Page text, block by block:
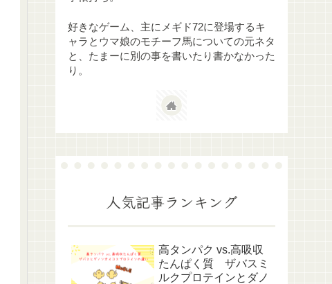
好きなゲーム、主にメギド72に登場するキ
ャラとウマ娘のモチーフ馬についての元ネタ
と、たまーに別の事を書いたり書かなかった
り。
人気記事ランキング
高タンパク vs.高吸収
たんぱく質 ザバスミ
ルクプロテインとダノ